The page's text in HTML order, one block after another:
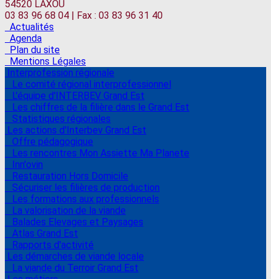
54520 LAXOU
03 83 96 68 04 | Fax : 03 83 96 31 40
Actualités
Agenda
Plan du site
Mentions Légales
Interprofession régionale
Le comité régional interprofessionnel
L'équipe d'INTERBEV Grand Est
Les chiffres de la filière dans le Grand Est
Statistiques régionales
Les actions d'Interbev Grand Est
Offre pédagogique
Les rencontres Mon Assiette Ma Planete
Inn'ovin
Restauration Hors Domicile
Sécuriser les filières de production
Les formations aux professionnels
La valorisation de la viande
Balades Elevages et Paysages
Atlas Grand Est
Rapports d'activité
Les démarches de viande locale
La viande du Terroir Grand Est